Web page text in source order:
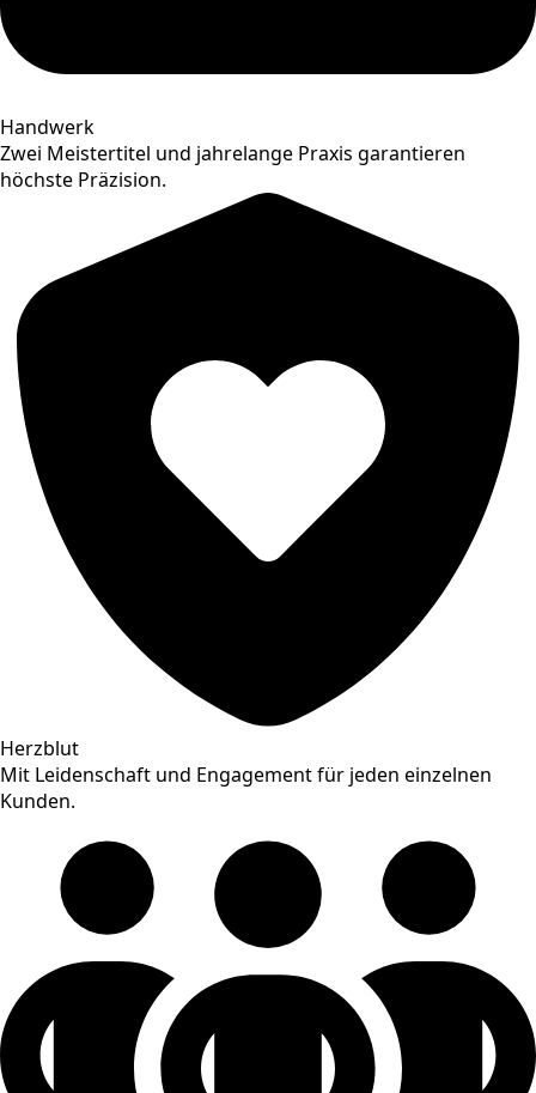
Handwerk
Zwei Meistertitel und jahrelange Praxis garantieren
höchste Präzision.
Herzblut
Mit Leidenschaft und Engagement für jeden einzelnen
Kunden.